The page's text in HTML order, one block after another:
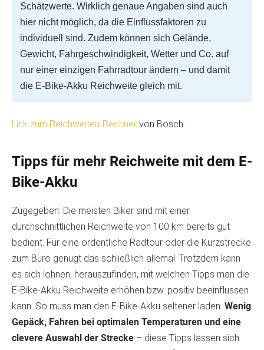
Schätzwerte. Wirklich genaue Angaben sind auch
hier nicht möglich, da die Einflussfaktoren zu
individuell sind. Zudem können sich Gelände,
Gewicht, Fahrgeschwindigkeit, Wetter und Co. auf
nur einer einzigen Fahrradtour ändern – und damit
die E-Bike-Akku Reichweite gleich mit.
Link zum Reichweiten-Rechner von Bosch.
Tipps für mehr Reichweite mit dem E-
Bike-Akku
Zugegeben: Die meisten Biker sind mit einer
durchschnittlichen Reichweite von 100 km bereits gut
bedient. Für eine ordentliche Radtour oder die Kurzstrecke
zum Büro genügt das schließlich allemal. Trotzdem kann
es sich lohnen, herauszufinden, mit welchen Tipps man die
E-Bike-Akku Reichweite erhöhen bzw. positiv beeinflussen
kann. So muss man den E-Bike-Akku seltener laden. Wenig
Gepäck, Fahren bei optimalen Temperaturen und eine
clevere Auswahl der Strecke – diese Tipps lassen sich